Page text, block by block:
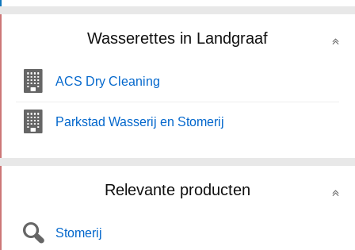
Wasserettes in Landgraaf
ACS Dry Cleaning
Parkstad Wasserij en Stomerij
Relevante producten
Stomerij